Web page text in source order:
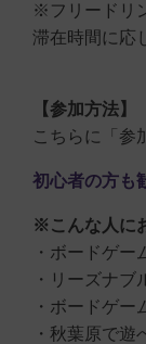
※フリードリ
滞在時間に応
【参加方法】
こちらに「参
初心者の方も
※こんな人に
・ボードゲー
・リーズナブ
・ボードゲー
・秋葉原で遊